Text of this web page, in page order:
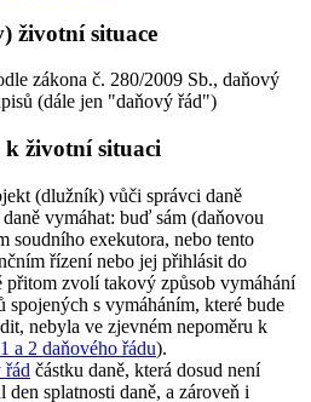
životní situace
zákona č. 280/2009 Sb., daňový
(dále jen "daňový řád")
životní situaci
(dlužník) vůči správci daně
vymáhat: buď sám (daňovou
soudního exekutora, nebo tento
řízení nebo jej přihlásit do
přitom zvolí takový způsob vymáhání
spojených s vymáháním, které bude
nebyla ve zjevném nepoměru k
a 2 daňového řádu).
řád částku daně, která dosud není
splatnosti daně, a zároveň i